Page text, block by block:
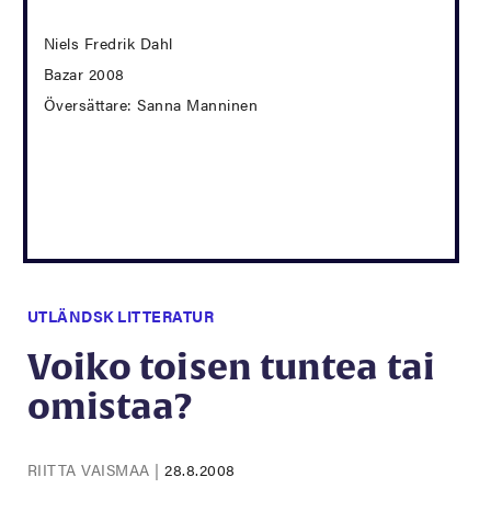
Niels Fredrik Dahl
Bazar 2008
Översättare: Sanna Manninen
UTLÄNDSK LITTERATUR
Voiko toisen tuntea tai
omistaa?
RIITTA VAISMAA |28.8.2008